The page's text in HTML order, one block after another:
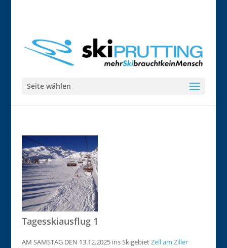
Seite wählen
Tagesskiausflug 1
AM SAMSTAG DEN 13.12.2025 ins SkigebietZell am Ziller